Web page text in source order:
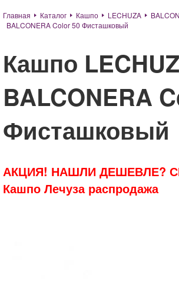
Главная Каталог Кашпо LECHUZA
BALCONERA Color 50 Фисташковый
Кашпо
BALCONERA
Фисташковый
АКЦИЯ! НАШЛИ ДЕШЕВЛЕ?
Кашпо Лечуза распродажа